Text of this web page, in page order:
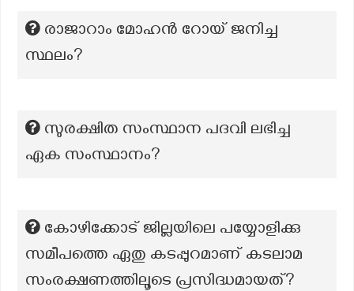
രാജാറാം മോഹൻ റോയ് ജനിച്ച
സ്ഥലം?
സുരക്ഷിത സംസ്ഥാന പദവി ലഭിച്ച
ഏക സംസ്ഥാനം?
കോഴിക്കോട് ജില്ലയിലെ പയ്യോളിക്കു
സമീപത്തെ ഏതു കടപ്പുറമാണ് കടലാമ
സംരക്ഷണത്തിലൂടെ പ്രസിദ്ധമായത്?